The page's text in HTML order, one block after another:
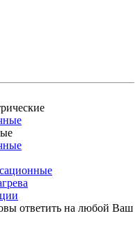
ответить на любой Ваш